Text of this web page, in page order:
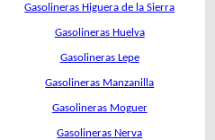
Gasolineras Higuera de la Sierra
Gasolineras Huelva
Gasolineras Lepe
Gasolineras Manzanilla
Gasolineras Moguer
Gasolineras Nerva